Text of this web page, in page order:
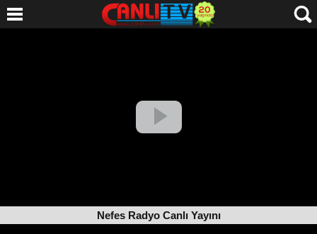
Nefes Radyo Canlı Yayını